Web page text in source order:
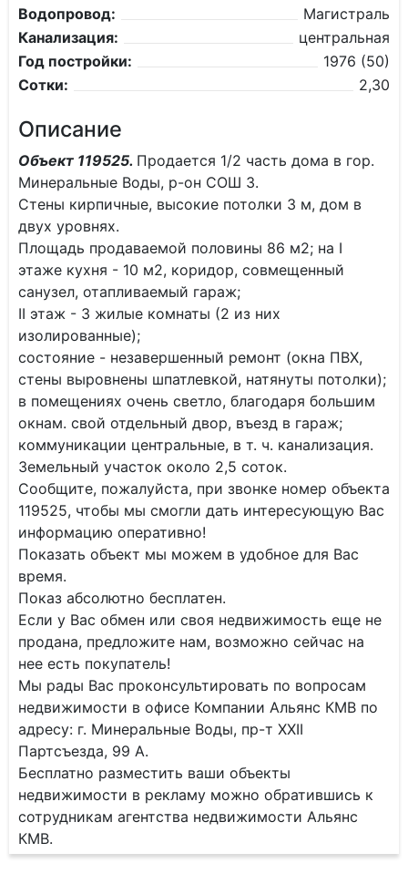
Водопровод:
Магистраль
Канализация:
центральная
Год постройки:
1976 (50)
Сотки:
2,30
Описание
Объект 119525. Продается 1/2 часть дома в гор.
Минеральные Воды, р-он СОШ 3.
Стены кирпичные, высокие потолки 3 м, дом в
двух уровнях.
Площадь продаваемой половины 86 м2; на I
этаже кухня - 10 м2, коридор, совмещенный
санузел, отапливаемый гараж;
II этаж - 3 жилые комнаты (2 из них
изолированные);
состояние - незавершенный ремонт (окна ПВХ,
стены выровнены шпатлевкой, натянуты потолки);
в помещениях очень светло, благодаря большим
окнам. свой отдельный двор, въезд в гараж;
коммуникации центральные, в т. ч. канализация.
Земельный участок около 2,5 соток.
Сообщите, пожалуйста, при звонке номер объекта
119525, чтобы мы смогли дать интересующую Вас
информацию оперативно!
Показать объект мы можем в удобное для Вас
время.
Показ абсолютно бесплатен.
Если у Вас обмен или своя недвижимость еще не
продана, предложите нам, возможно сейчас на
нее есть покупатель!
Мы рады Вас проконсультировать по вопросам
недвижимости в офисе Компании Альянс КМВ по
адресу: г. Минеральные Воды, пр-т XXII
Партсъезда, 99 А.
Бесплатно разместить ваши объекты
недвижимости в рекламу можно обратившись к
сотрудникам агентства недвижимости Альянс
КМВ.